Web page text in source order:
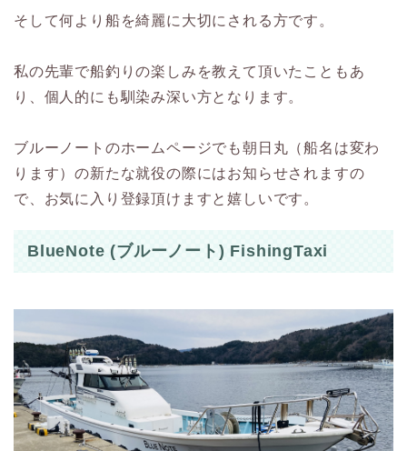
そして何より船を綺麗に大切にされる方です。
私の先輩で船釣りの楽しみを教えて頂いたこともあ
り、個人的にも馴染み深い方となります。
ブルーノートのホームページでも朝日丸（船名は変わ
ります）の新たな就役の際にはお知らせされますの
で、お気に入り登録頂けますと嬉しいです。
BlueNote (ブルーノート) FishingTaxi